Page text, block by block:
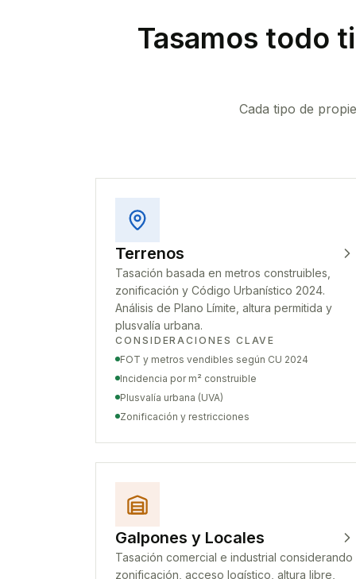
Tasamos todo
Cada tipo de
Terrenos
Tasación basada en metros construibles,
zonificación y Código Urbanístico 2024.
Análisis de Plano Límite, altura permitida y
plusvalía urbana.
CONSIDERACIONES CLAVE
FOT y metros vendibles según CU 2024
Incidencia por m² construible
Plusvalía urbana (UVA)
Zonificación y restricciones
Galpones y Locales
Tasación comercial e industrial considerando
zonificación, acceso logístico, altura libre,